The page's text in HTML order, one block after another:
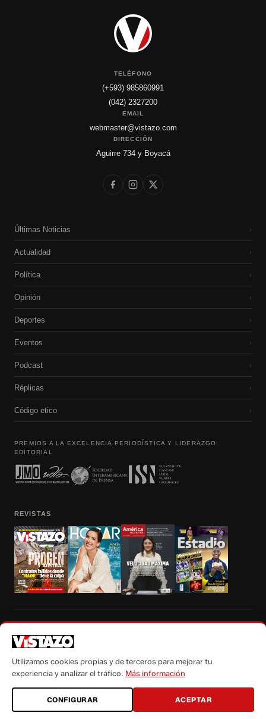
TELÉFONO
(+593) 985860991
(042) 2327200
EMAIL
webmaster@vistazo.com
DIRECCIÓN
Aguirre 734 y Boyacá
Últimas Noticias ›
Actualidad ›
Política ›
Opinión ›
Deportes ›
Eventos ›
Podcast ›
Réplicas ›
Código etico ›
PREMIOS A LA EXCELENCIA PERIODÍSTICA Y LIDERAZGO
EDITORIAL
REVISTAS
autorización escrita de su titular, de todos los contenidos de Vistazo.com.
Utilizamos cookies propias y de terceros para mejorar tu
experiencia y analizar el tráfico. Más información
CONFIGURAR ACEPTAR